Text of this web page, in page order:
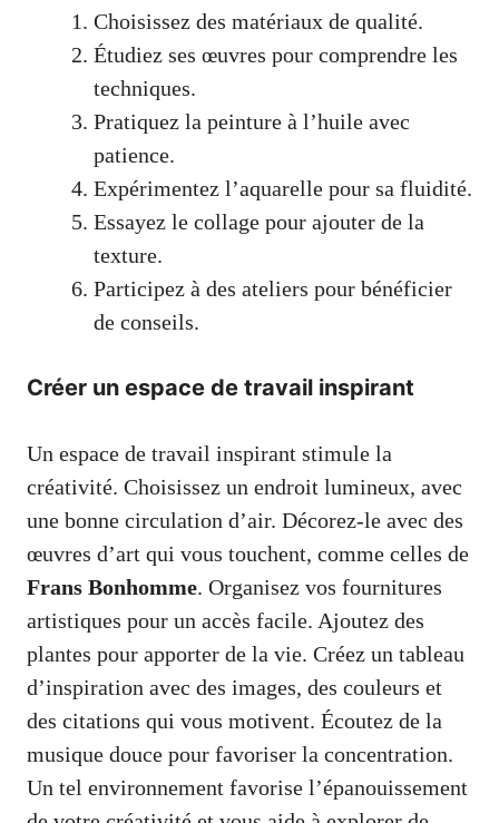
Choisissez des matériaux de qualité.
Étudiez ses œuvres pour comprendre les
techniques.
Pratiquez la peinture à l’huile avec
patience.
Expérimentez l’aquarelle pour sa fluidité.
Essayez le collage pour ajouter de la
texture.
Participez à des ateliers pour bénéficier
de conseils.
Créer un espace de travail inspirant
Un espace de travail inspirant stimule la
créativité. Choisissez un endroit lumineux, avec
une bonne circulation d’air. Décorez-le avec des
œuvres d’art qui vous touchent, comme celles de
Frans Bonhomme. Organisez vos fournitures
artistiques pour un accès facile. Ajoutez des
plantes pour apporter de la vie. Créez un tableau
d’inspiration avec des images, des couleurs et
des citations qui vous motivent. Écoutez de la
musique douce pour favoriser la concentration.
Un tel environnement favorise l’épanouissement